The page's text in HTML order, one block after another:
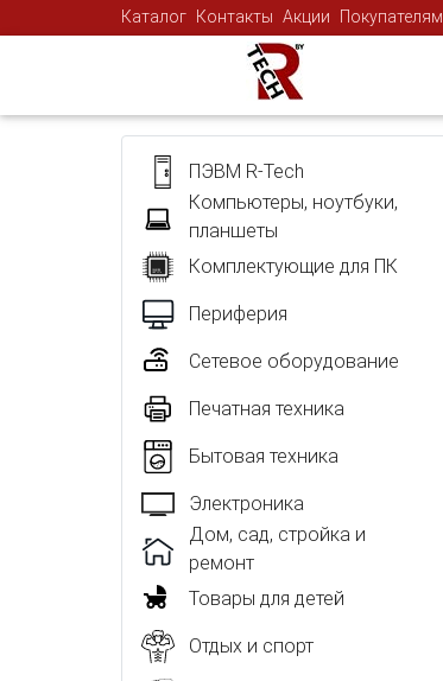
Каталог Контакты Акции Покупателям
ПЭВМ R-Tech
Компьютеры, ноутбуки,
планшеты
Комплектующие для ПК
Периферия
Сетевое оборудование
Печатная техника
Бытовая техника
Электроника
Дом, сад, стройка и
ремонт
Товары для детей
Отдых и спорт